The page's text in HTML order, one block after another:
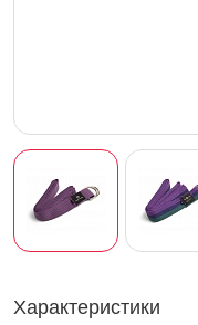
Характеристики